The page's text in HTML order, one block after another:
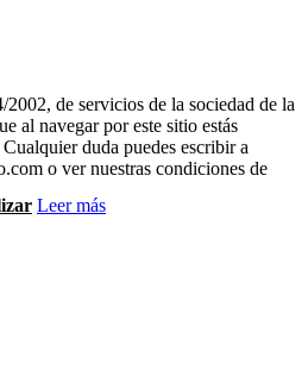
de servicios de la sociedad de la
al navegar por este sitio estás
duda puedes escribir a
o ver nuestras condiciones de
Leer más